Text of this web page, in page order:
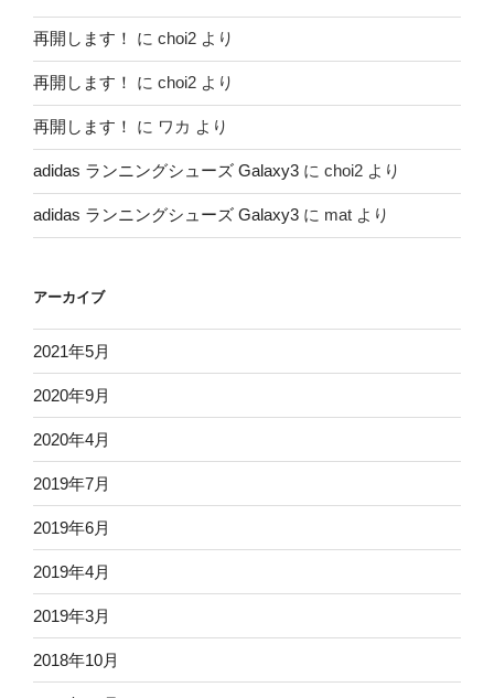
再開します！ に choi2 より
再開します！ に choi2 より
再開します！ に ワカ より
adidas ランニングシューズ Galaxy3 に choi2 より
adidas ランニングシューズ Galaxy3 に mat より
アーカイブ
2021年5月
2020年9月
2020年4月
2019年7月
2019年6月
2019年4月
2019年3月
2018年10月